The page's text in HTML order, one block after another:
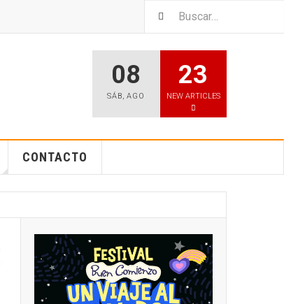
08
SÁB, AGO
23
NEW ARTICLES
CONTACTO